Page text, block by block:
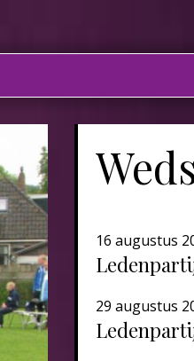
16 augustus
29 augustus